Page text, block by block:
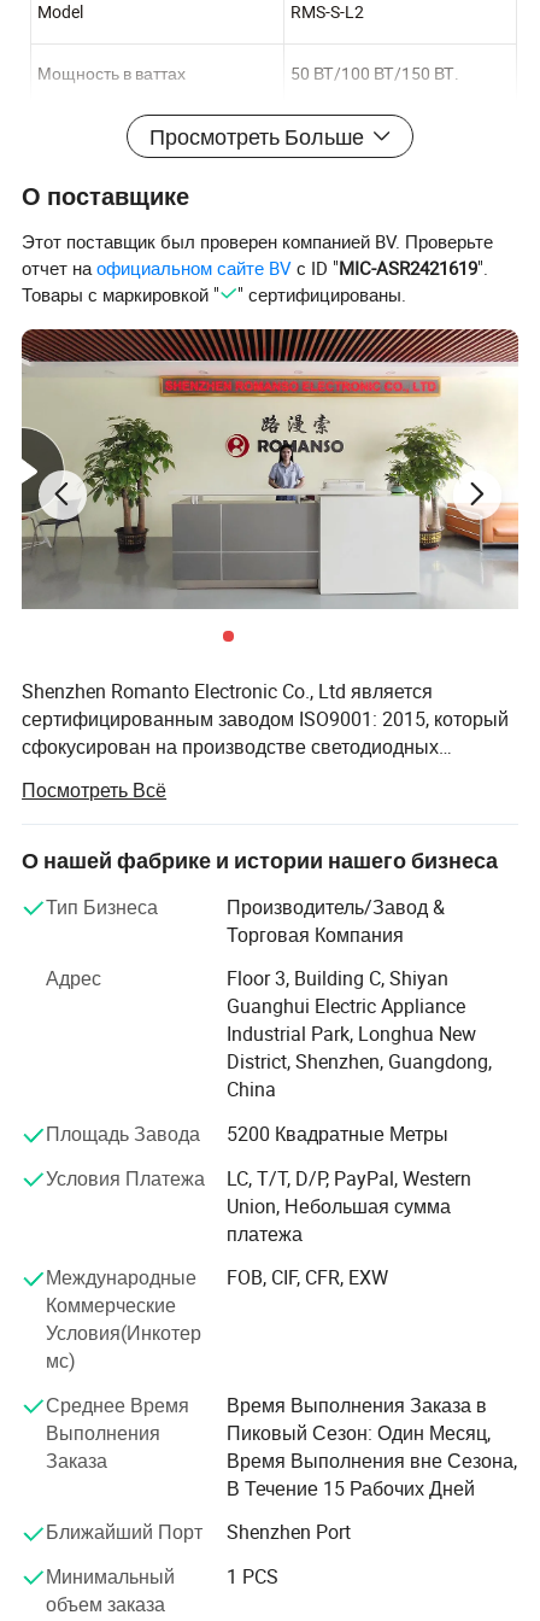
Model RMS-S-L2
Мощность в ваттах 50 ВТ/100 ВТ/150 ВТ.
Световой поток 130 LPW/160 LPW
Угол пучка
Цветовая температура 2700 K–6500 K
Входное напряжение AC100-277 в, 50 Гц
Время работы 50,000
Марка LED КРИ 3030
CRI RA>70
ПФ
Напряжение перенапряжения 4 КВ; 20 кВ (дополнительно)
Класс защиты IP IP66
Просмотреть Больше
О поставщике
Этот поставщик был проверен компанией BV. Проверьте
отчет наофициальном сайте BV с ID "MIC-ASR2421619".
Товары с маркировкой "
" сертифицированы.
Shenzhen Romanto Electronic Co., Ltd является
сертифицированным заводом ISO9001: 2015, который
сфокусирован на производстве светодиодных
светодиодный кукурузный фонарь, светодиодный
рабочий фонарь, светодиодный прожектор на
стадионе, светодиодный фонарь UFO, светодиодный
светодиодный уличный свет, и т.д. И связанных с ними
коммерческих и промышленных огней. Доступны
услуги OEM и ODM. Наш завод прошел оценку
Международного центра сертификации BV и
авторитетной сертификации третьих лиц. <br/>
<br/>Романо, созданный в 2007 году, быстро
развивается за последние 14 лет. У Романсо есть своя
и R&D продукции компании. Благодаря использованию
Romanto значительно улучшила производственные
мощности. Тем временем, мы также имеем
профессиональное оборудование для проверки
качества и производительности продукта, например,
интеграционное оборудование, испытательное
оборудование для IES, контрольно-измерительное
оборудование для высоких и низких температур/
соляного опрыскивания и т.д. <br/><br/>В настоящее
время компания Romanto экспортировала продукцию
в более чем 30 стран, включая Unite State of America,
Canada, Mexico, Australia, Brazil, Соединенное
Королевство, Япония, Германия, Италия, Испания, В
рамках профессионального строительного проекта и
спортивной сферы (Олимпийская игра)
использовались также продукты Романсо. <br/>
Посмотреть Всё
О нашей фабрике и истории нашего бизнеса
Тип Бизнеса
Производитель/Завод &
Торговая Компания
Адрес
Floor 3, Building C, Shiyan
Guanghui Electric Appliance
Industrial Park, Longhua New
District, Shenzhen, Guangdong,
China
Площадь Завода
5200 Квадратные Метры
Условия Платежа
LC, T/T, D/P, PayPal, Western
Union, Небольшая сумма
платежа
Международные
Коммерческие
Условия(Инкотер
мс)
FOB, CIF, CFR, EXW
Среднее Время
Выполнения
Заказа
Время Выполнения Заказа в
Пиковый Сезон: Один Месяц,
Время Выполнения вне Сезона,
В Течение 15 Рабочих Дней
Ближайший Порт
Shenzhen Port
Минимальный
объем заказа
1 PCS